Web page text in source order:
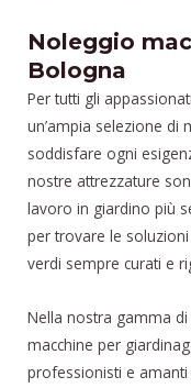
Noleggio
Bologna
Per tutti gli
un’ampia selezione di
soddisfare ogni
nostre attrezzature
lavoro in giardino più
per trovare le
verdi sempre curati e
Nella nostra gamma
macchine per
professionisti e